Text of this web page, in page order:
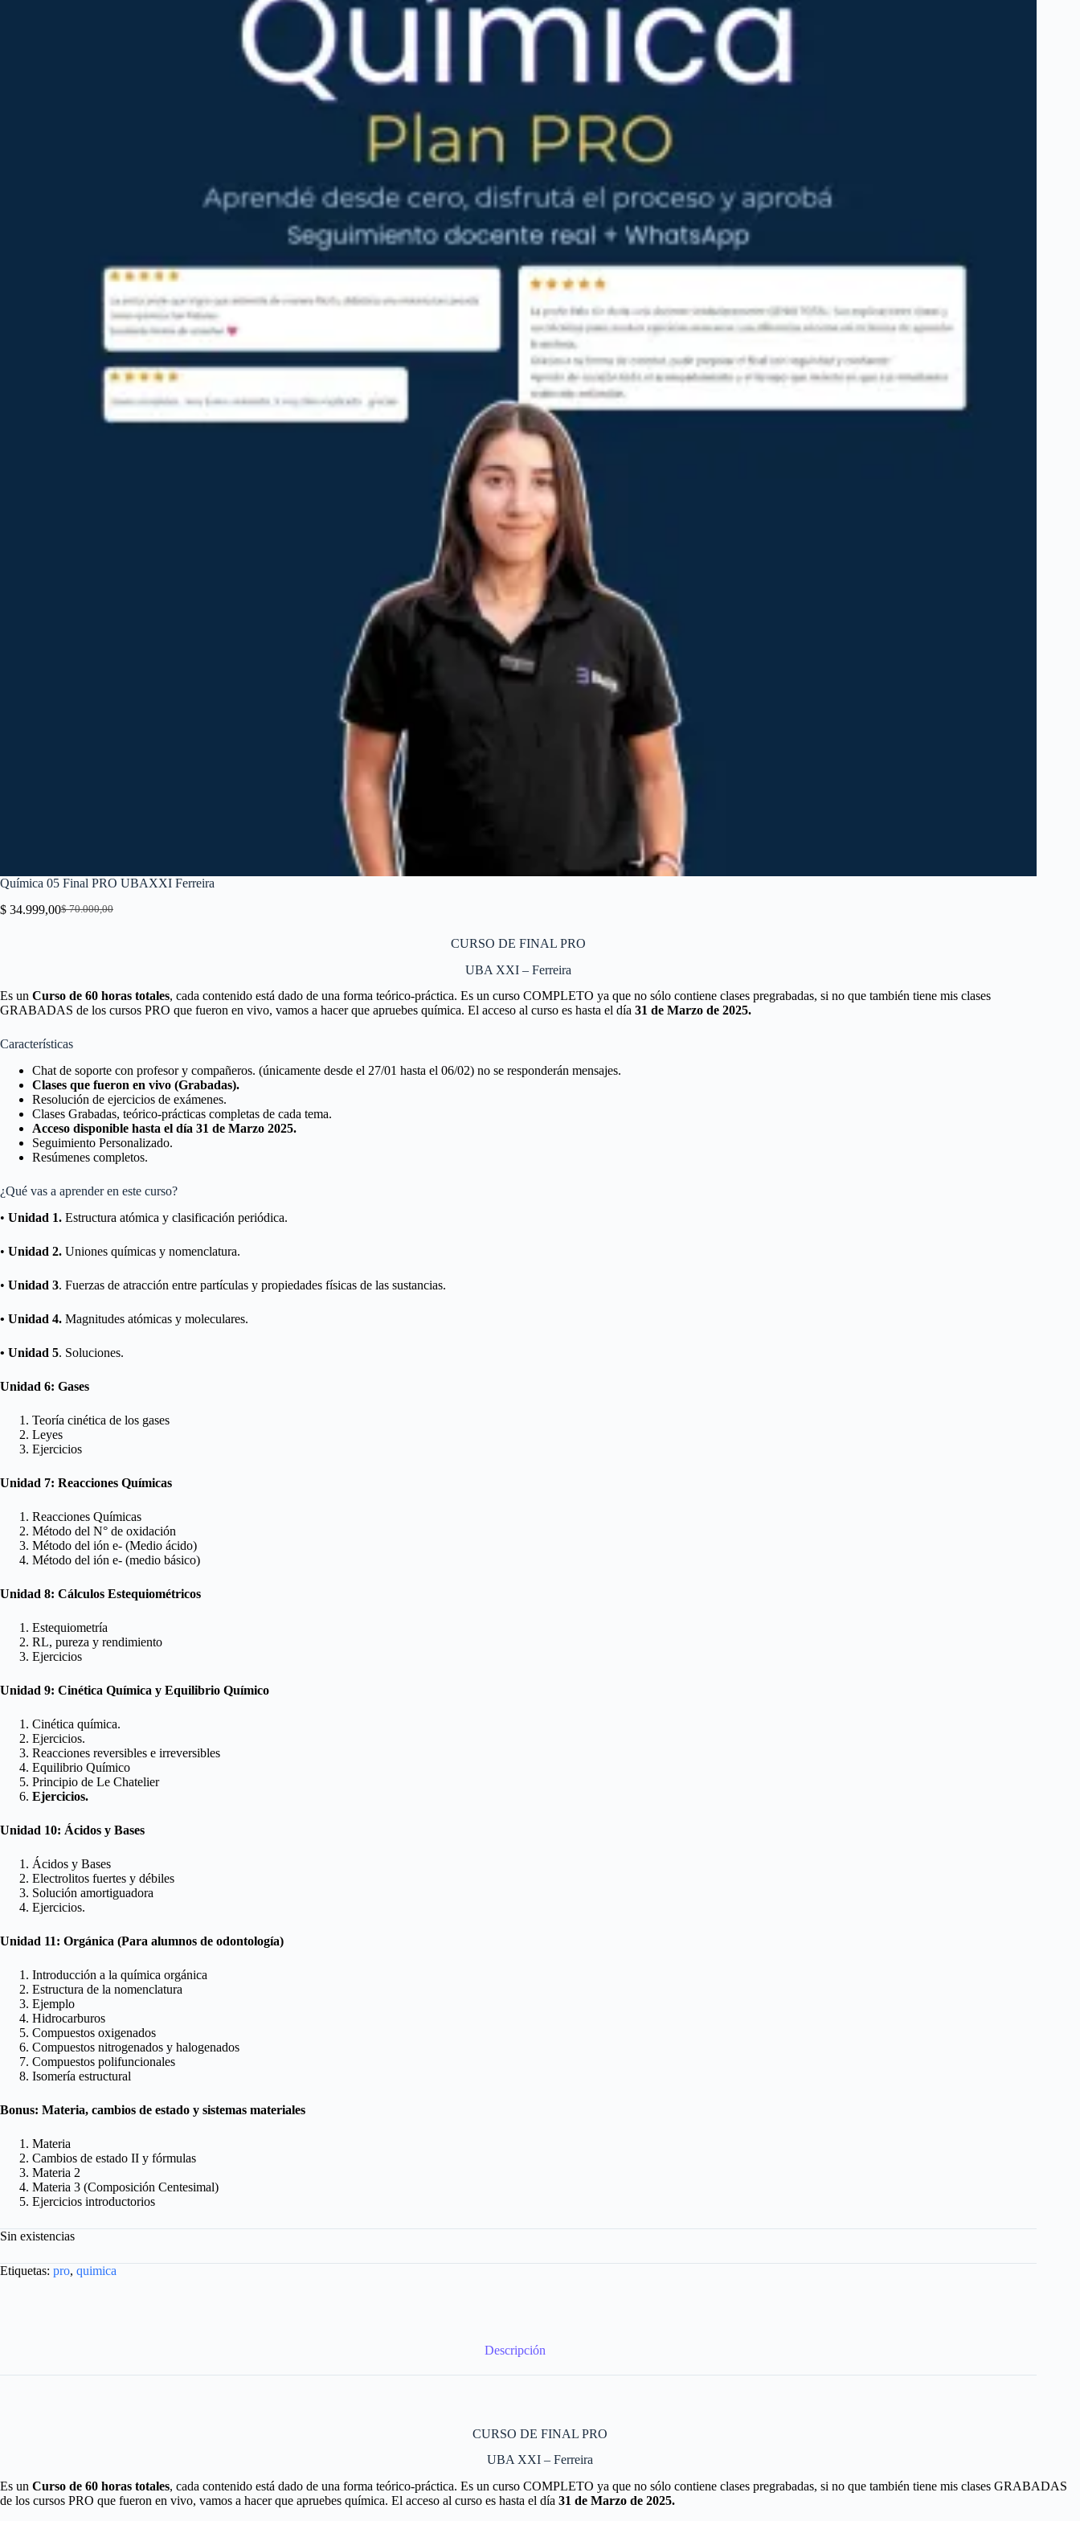
Química 05 Final PRO UBAXXI Ferreira
$70.000,00
El
$ 34.999,00El
CURSO DE FINAL PRO
UBA XXI – Ferreira
Es un Curso de 60 horas totales, cada contenido está dado de una forma teórico-práctica. Es un curso COMPLETO ya que no sólo contiene clases pregrabadas, si no que también tiene mis clases
GRABADAS de los cursos PRO que fueron en vivo, vamos a hacer que apruebes química. El acceso al curso es hasta el día 31 de Marzo de 2025.
Características
Chat de soporte con profesor y compañeros. (únicamente desde el 27/01 hasta el 06/02) no se responderán mensajes.
Clases que fueron en vivo (Grabadas).
Resolución de ejercicios de exámenes.
Clases Grabadas, teórico-prácticas completas de cada tema.
Acceso disponible hasta el día 31 de Marzo 2025.
Seguimiento Personalizado.
Resúmenes completos.
¿Qué vas a aprender en este curso?
• Unidad 1. Estructura atómica y clasificación periódica.
• Unidad 2. Uniones químicas y nomenclatura.
• Unidad 3. Fuerzas de atracción entre partículas y propiedades físicas de las sustancias.
• Unidad 4. Magnitudes atómicas y moleculares.
• Unidad 5. Soluciones.
Unidad 6: Gases
Teoría cinética de los gases
Leyes
Ejercicios
Unidad 7: Reacciones Químicas
Reacciones Químicas
Método del N° de oxidación
Método del ión e- (Medio ácido)
Método del ión e- (medio básico)
Unidad 8: Cálculos Estequiométricos
Estequiometría
RL, pureza y rendimiento
Ejercicios
Unidad 9: Cinética Química y Equilibrio Químico
Cinética química.
Ejercicios.
Reacciones reversibles e irreversibles
Equilibrio Químico
Principio de Le Chatelier
Ejercicios.
Unidad 10: Ácidos y Bases
Ácidos y Bases
Electrolitos fuertes y débiles
Solución amortiguadora
Ejercicios.
Unidad 11: Orgánica (Para alumnos de odontología)
Introducción a la química orgánica
Estructura de la nomenclatura
Ejemplo
Hidrocarburos
Compuestos oxigenados
Compuestos nitrogenados y halogenados
Compuestos polifuncionales
Isomería estructural
Bonus: Materia, cambios de estado y sistemas materiales
Materia
Cambios de estado II y fórmulas
Materia 2
Materia 3 (Composición Centesimal)
Ejercicios introductorios
Sin existencias
Etiquetas: pro, quimica
Descripción
CURSO DE FINAL PRO
UBA XXI – Ferreira
Es un Curso de 60 horas totales, cada contenido está dado de una forma teórico-práctica. Es un curso COMPLETO ya que no sólo contiene clases pregrabadas, si no que también tiene mis clases GRABADAS
de los cursos PRO que fueron en vivo, vamos a hacer que apruebes química. El acceso al curso es hasta el día 31 de Marzo de 2025.